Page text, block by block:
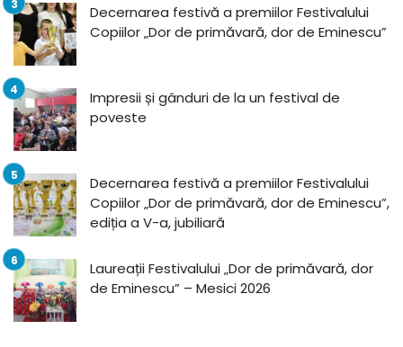
Decernarea festivă a premiilor Festivalului
Copiilor „Dor de primăvară, dor de Eminescu”
Impresii și gânduri de la un festival de
poveste
Decernarea festivă a premiilor Festivalului
Copiilor „Dor de primăvară, dor de Eminescu”,
ediția a V-a, jubiliară
Laureații Festivalului „Dor de primăvară, dor
de Eminescu” – Mesici 2026